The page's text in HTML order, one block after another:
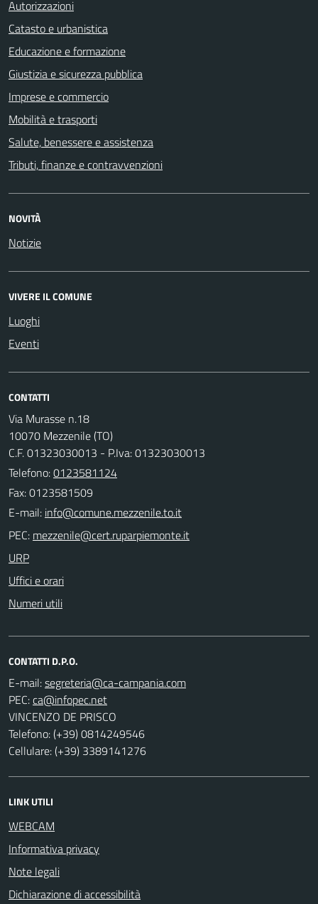
Autorizzazioni
Catasto e urbanistica
Educazione e formazione
Giustizia e sicurezza pubblica
Imprese e commercio
Mobilità e trasporti
Salute, benessere e assistenza
Tributi, finanze e contravvenzioni
NOVITÀ
Notizie
VIVERE IL COMUNE
Luoghi
Eventi
CONTATTI
Via Murasse n.18
10070 Mezzenile (TO)
C.F. 01323030013 - P.Iva: 01323030013
Telefono:0123581124
Fax: 0123581509
E-mail:
PEC:
URP
Uffici e orari
Numeri utili
CONTATTI D.P.O.
E-mail:
PEC:
VINCENZO DE PRISCO
Telefono: (+39) 0814249546
Cellulare: (+39) 3389141276
LINK UTILI
WEBCAM
Informativa privacy
Note legali
Dichiarazione di accessibilità